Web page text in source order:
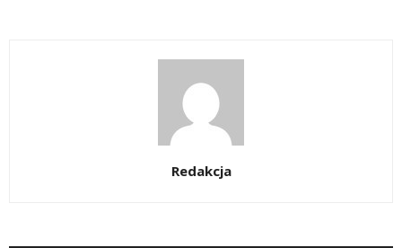
Redakcja